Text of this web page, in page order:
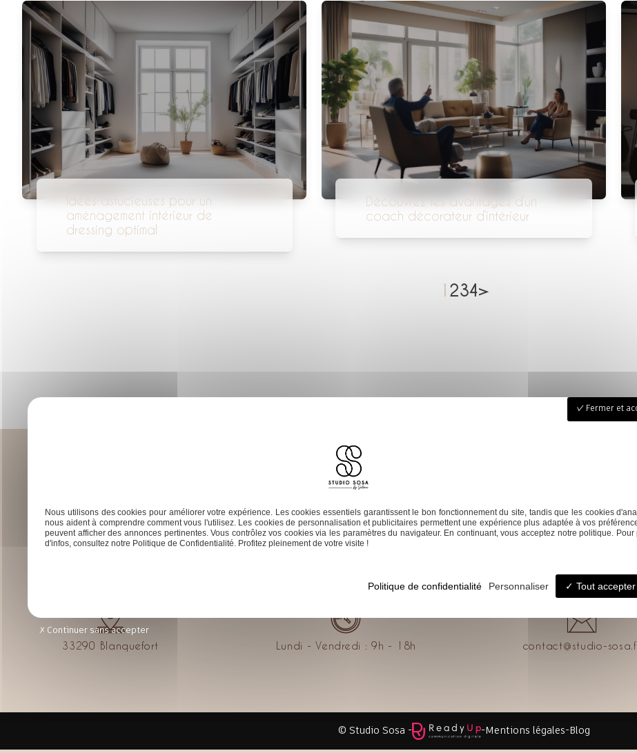
Idées astucieuses pour un
aménagement intérieur de
dressing optimal
Découvrez les avantages d’un
coach décorateur d’intérieur
1 234>
33290 Blanquefort Lundi - Vendredi : 9h - 18h contact@studio-
© Studio Sosa - - Mentions légales- Blog
Fermer et
Nous utilisons des cookies pour améliorer votre expérience. Les cookies essentiels garantissent le bon fonctionnement du site, tandis que les cookies
nous aident à comprendre comment vous l'utilisez. Les cookies de personnalisation et publicitaires permettent une expérience plus adaptée à vos
peuvent afficher des annonces pertinentes. Vous contrôlez vos cookies via les paramètres du navigateur. En continuant, vous acceptez notre politique. Pour
d'infos, consultez notre Politique de Confidentialité. Profitez pleinement de votre visite !
Tout accepter
Personnaliser
Politique de confidentialité
Continuer sans accepter